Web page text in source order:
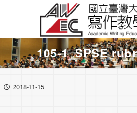
105-1_SPSE
2018-11-15